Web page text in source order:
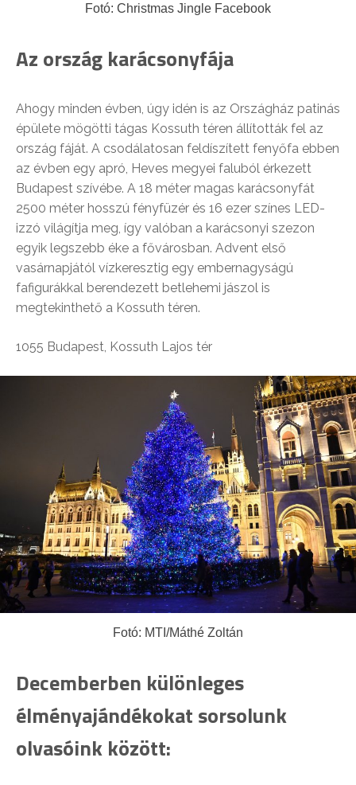
Fotó: Christmas Jingle Facebook
Az ország karácsonyfája
Ahogy minden évben, úgy idén is az Országház patinás
épülete mögötti tágas Kossuth téren állították fel az
ország fáját. A csodálatosan feldíszített fenyőfa ebben
az évben egy apró, Heves megyei faluból érkezett
Budapest szívébe. A 18 méter magas karácsonyfát
2500 méter hosszú fényfüzér és 16 ezer színes LED-
izzó világítja meg, így valóban a karácsonyi szezon
egyik legszebb éke a fővárosban. Advent első
vasárnapjától vízkeresztig egy embernagyságú
fafigurákkal berendezett betlehemi jászol is
megtekinthető a Kossuth téren.
1055 Budapest, Kossuth Lajos tér
Fotó: MTI/Máthé Zoltán
Decemberben különleges
élményajándékokat sorsolunk
olvasóink között: